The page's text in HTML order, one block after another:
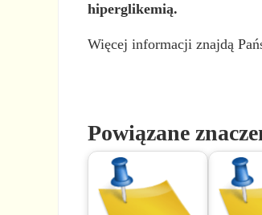
hiperglikemią.
Więcej informacji znajdą
Powiązane